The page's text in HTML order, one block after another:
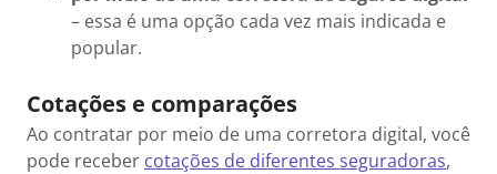
– essa é uma opção cada vez mais indicada e
popular.
Cotações e comparações
Ao contratar por meio de uma corretora digital, você
pode receber cotações de diferentes seguradoras,